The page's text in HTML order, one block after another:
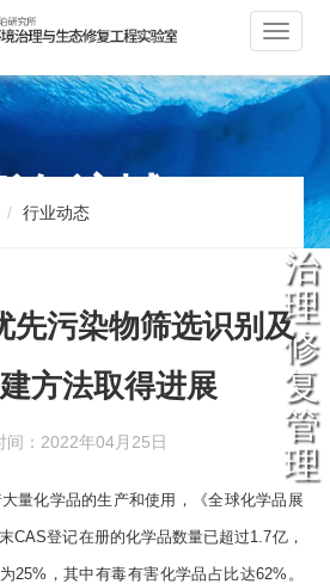
切
换
导
流域
治
理
修
复
管
理
行业动态
先污染物筛选识别及
方法取得进展
间：2022年04月25日
量化学品的生产和使用，《全球化学品展
CAS登记在册的化学品数量已超过1.7亿，
25%，其中有毒有害化学品占比达62%。